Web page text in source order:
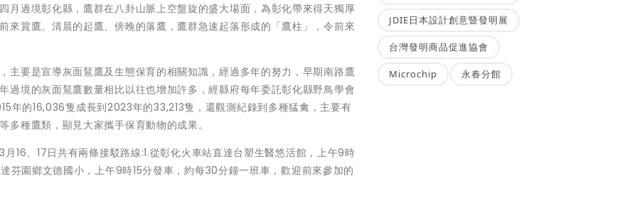
月過境彰化縣，鷹群在八卦山脈上空盤旋的盛大場面，為彰化帶來得天獨厚
來賞鷹。清晨的起鷹、傍晚的落鷹，鷹群急速起落形成的「鷹柱」，令前來
主要是宣導灰面鵟鷹及生態保育的相關知識，經過多年的努力，早期南路鷹
過境的灰面鵟鷹數量相比以往也增加許多，經縣府每年委託彰化縣野鳥學會
年的16,036隻成長到2023年的33,213隻，還觀測紀錄到多種猛禽，主要有
種鷹類，顯見大家攜手保育動物的成果。
16、17日共有兩條接駁路線:1.從彰化火車站直達台塑生醫悠活館，上午9時
芬園鄉文德國小，上午9時15分發車，約每30分鐘一班車，歡迎前來參加的
JDIE日本設計創意暨發明展
台灣發明商品促進協會
Microchip 永春分館